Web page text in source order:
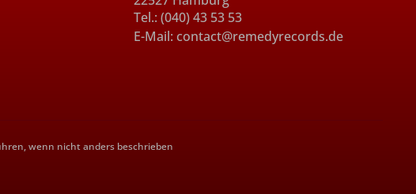
Tel.: (040) 43 53 53
E-Mail: contact@remedyrecords.de
wenn nicht anders beschrieben